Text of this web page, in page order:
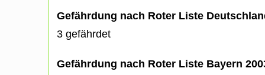
Gefährdung nach Roter Liste
3 gefährdet
Gefährdung nach Roter Liste Bayern